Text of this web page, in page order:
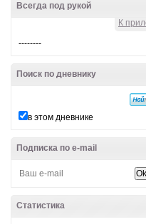
Всегда под рукой
К
--------
Поиск по дневнику
в этом дневнике
Подписка по e-mail
Статистика